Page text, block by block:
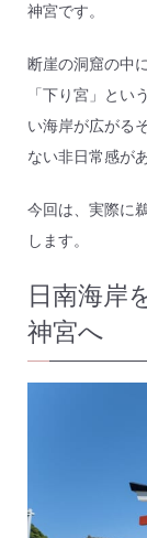
神宮です。
断崖の洞窟の中
「下り宮」とい
い海岸が広がる
ない非日常感が
今回は、実際に
します。
日南海岸
神宮へ